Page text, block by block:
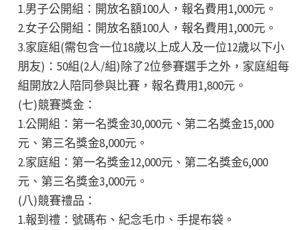
1.男子公開組：開放名額100人，報名費用1,000元。
2.女子公開組：開放名額100人，報名費用1,000元。
3.家庭組(需包含一位18歲以上成人及一位12歲以下小
朋友)：50組(2人/組)除了2位參賽選手之外，家庭組每
組開放2人陪同參與比賽，報名費用1,800元。
(七)競賽獎金：
1.公開組：第一名獎金30,000元、第二名獎金15,000
元、第三名獎金8,000元。
2.家庭組：第一名獎金12,000元、第二名獎金6,000
元、第三名獎金3,000元。
(八)競賽禮品：
1.報到禮：號碼布、紀念毛巾、手提布袋。